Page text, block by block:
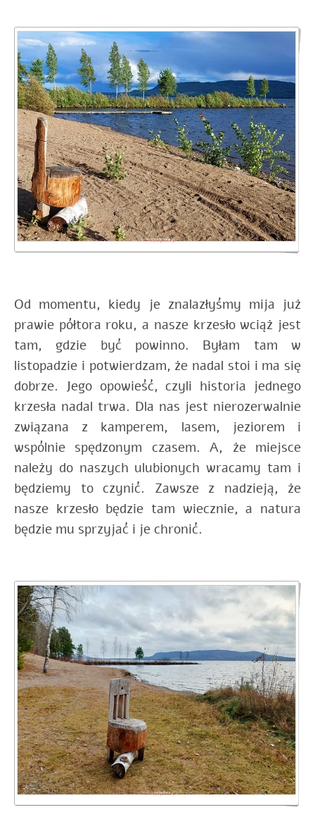
Od momentu, kiedy je znalazłyśmy mija już
prawie półtora roku, a nasze krzesło wciąż jest
tam, gdzie być powinno. Byłam tam w
listopadzie i potwierdzam, że nadal stoi i ma się
dobrze. Jego opowieść, czyli historia jednego
krzesła nadal trwa. Dla nas jest nierozerwalnie
związana z kamperem, lasem, jeziorem i
wspólnie spędzonym czasem. A, że miejsce
należy do naszych ulubionych wracamy tam i
będziemy to czynić. Zawsze z nadzieją, że
nasze krzesło będzie tam wiecznie, a natura
będzie mu sprzyjać i je chronić.